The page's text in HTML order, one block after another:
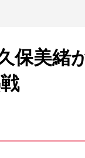
保美緒